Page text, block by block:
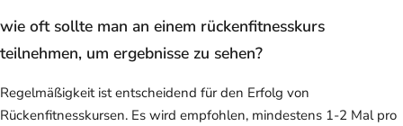
wie oft sollte man an einem rückenfitnesskurs
teilnehmen, um ergebnisse zu sehen?
Regelmäßigkeit ist entscheidend für den Erfolg von
Rückenfitnesskursen. Es wird empfohlen, mindestens 1-2 Mal pro